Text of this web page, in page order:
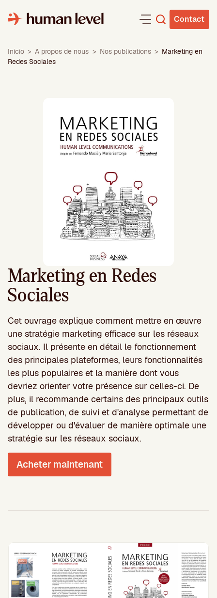
au
contenu
Contact
Inicio > A propos de nous > Nos publications > Marketing en
Redes Sociales
Marketing en Redes
Sociales
Cet ouvrage explique comment mettre en œuvre
une stratégie marketing efficace sur les réseaux
sociaux. Il présente en détail le fonctionnement
des principales plateformes, leurs fonctionnalités
les plus populaires et la manière dont vous
devriez orienter votre présence sur celles-ci. De
plus, il recommande certains des principaux outils
de publication, de suivi et d'analyse permettant de
développer ou d'évaluer de manière optimale une
stratégie sur les réseaux sociaux.
Acheter maintenant